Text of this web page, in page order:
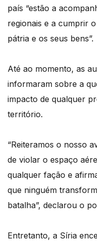
país “estão a
regionais e a cumprir
pátria e os seus bens”.
Até ao momento, as
informaram sobre a
impacto de qualquer
território.
“Reiteramos o nosso
de violar o espaço
qualquer fação e
que ninguém
batalha”, declarou o
Entretanto, a Síria